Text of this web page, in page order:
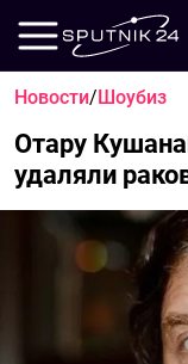
Новости/Шоубиз
Отару
удаляли